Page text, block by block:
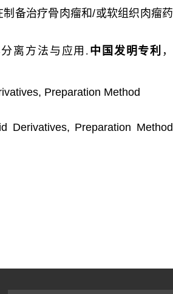
备治疗骨肉瘤和/或软组织肉瘤药
离方法与应用. 中国发明专利 ，
Preparation Method
Derivatives, Preparation Method